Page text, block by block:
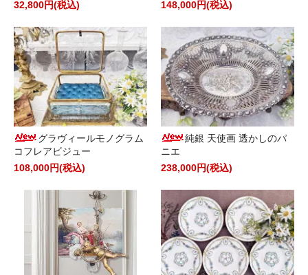
32,800円(税込)
148,000円(税込)
グラヴィールモノグラム
コフレアビジュー
108,000円(税込)
純銀 天使画 透かしのパ
ニエ
238,000円(税込)